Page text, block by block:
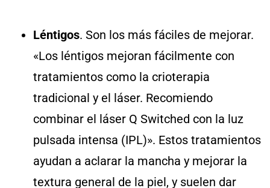
Léntigos. Son los más fáciles de mejorar.
«Los léntigos mejoran fácilmente con
tratamientos como la crioterapia
tradicional y el láser. Recomiendo
combinar el láser Q Switched con la luz
pulsada intensa (IPL)». Estos tratamientos
ayudan a aclarar la mancha y mejorar la
textura general de la piel, y suelen dar